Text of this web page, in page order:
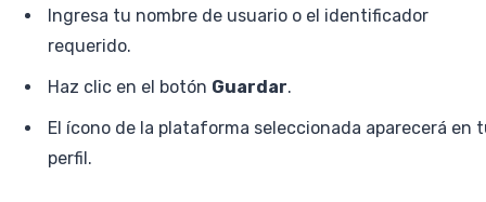
Ingresa tu nombre de usuario o el identificador
requerido.
Haz clic en el botón Guardar.
El ícono de la plataforma seleccionada aparecerá en
perfil.